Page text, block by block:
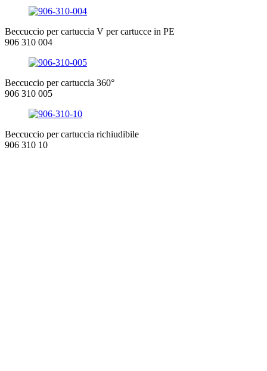
Beccuccio per cartuccia V per cartucce in PE
906 310 004
Beccuccio per cartuccia 360°
906 310 005
Beccuccio per cartuccia richiudibile
906 310 10